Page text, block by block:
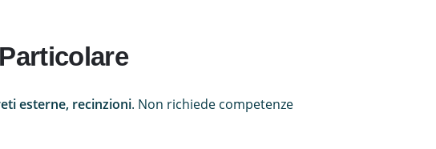
esterne, recinzioni. Non richiede competenze